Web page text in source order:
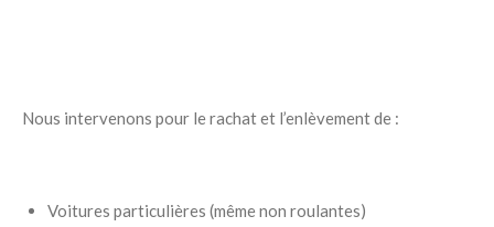
Nous intervenons pour le rachat et l’enlèvement de :
Voitures particulières (même non roulantes)